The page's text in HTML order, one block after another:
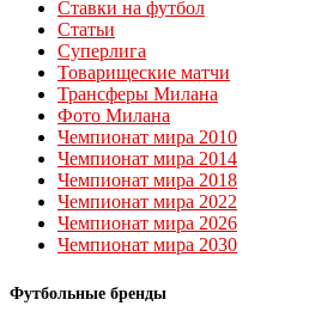
Ставки на футбол
Статьи
Суперлига
Товарищеские матчи
Трансферы Милана
Фото Милана
Чемпионат мира 2010
Чемпионат мира 2014
Чемпионат мира 2018
Чемпионат мира 2022
Чемпионат мира 2026
Чемпионат мира 2030
Футбольные бренды